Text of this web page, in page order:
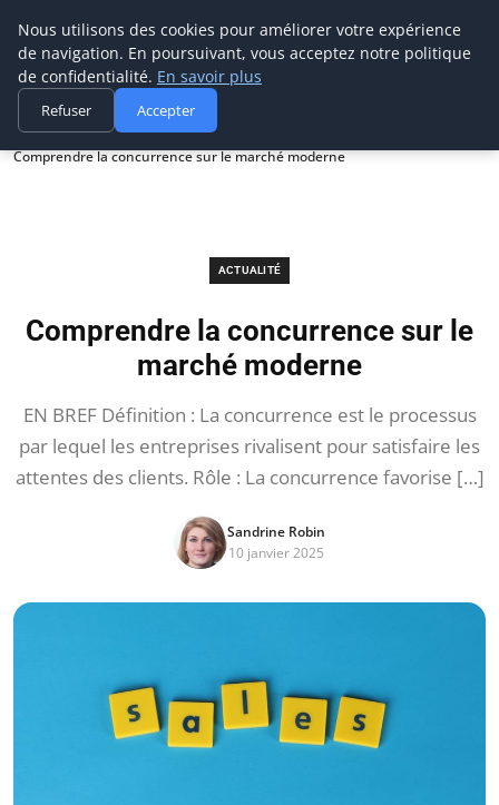
Prospection Pro
Accueil
Actualité
Comprendre la concurrence sur le marché moderne
ACTUALITÉ
Comprendre la concurrence sur le
marché moderne
EN BREF Définition : La concurrence est le processus
par lequel les entreprises rivalisent pour satisfaire les
attentes des clients. Rôle : La concurrence favorise […]
Sandrine Robin
10 janvier 2025
Nous utilisons des cookies pour améliorer votre expérience
de navigation. En poursuivant, vous acceptez notre politique
de confidentialité. En savoir plus
Refuser Accepter